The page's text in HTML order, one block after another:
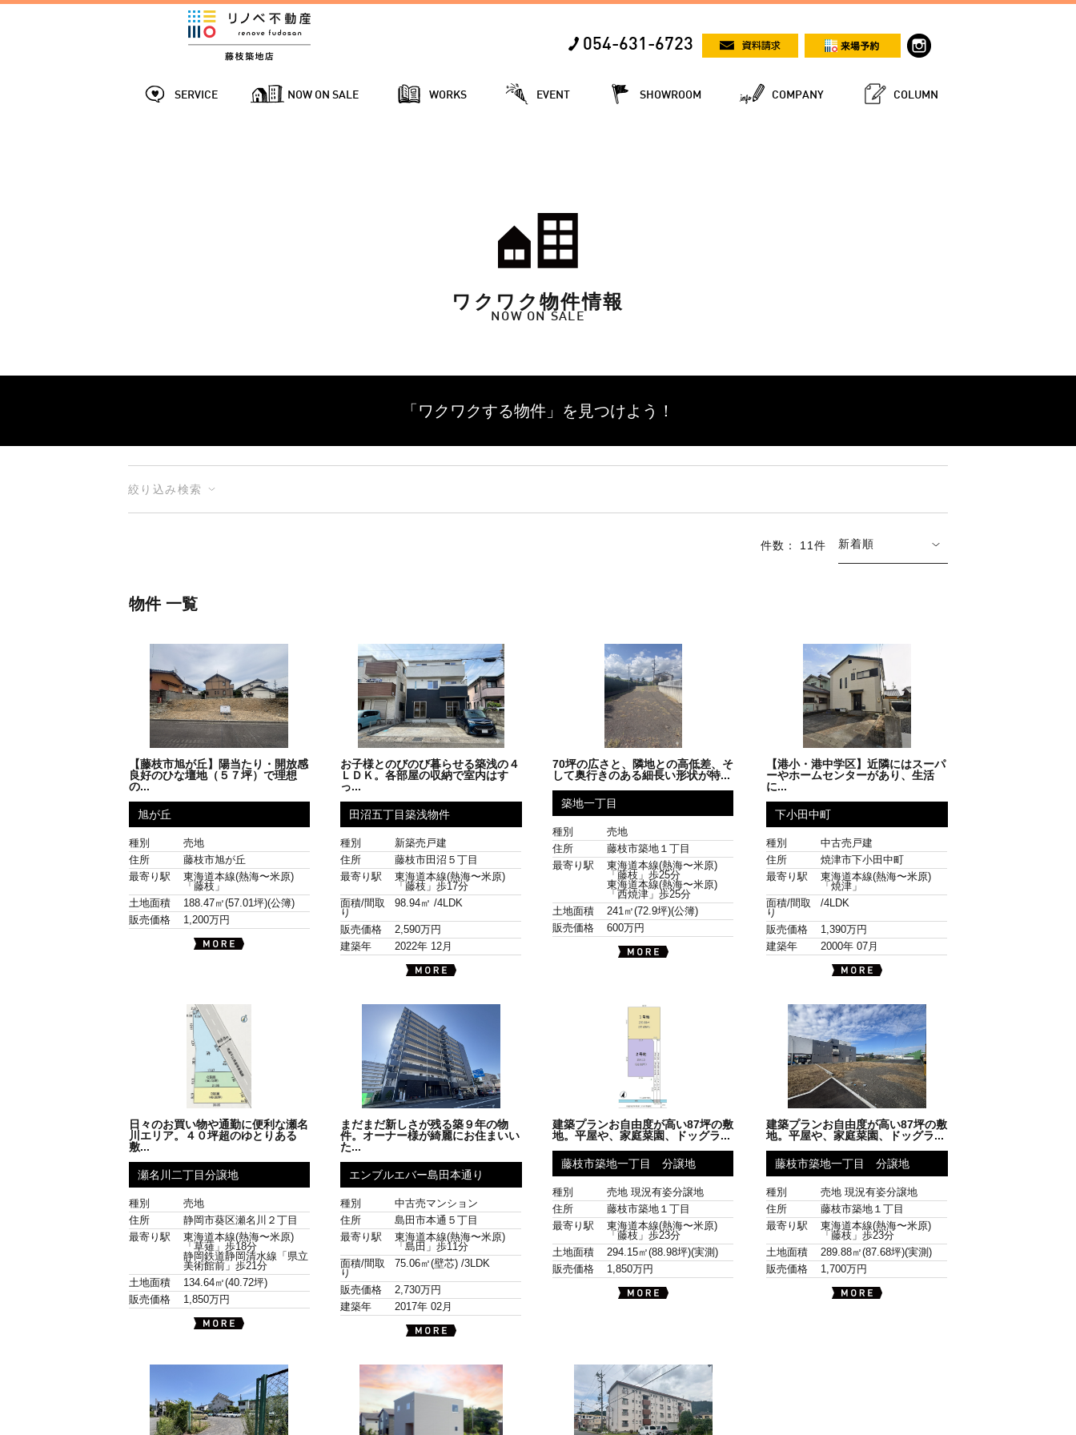
054-631-6723
SERVICE NOW ON SALE WORKS EVENT SHOWROOM COMPANY COLUMN
ワクワク物件情報
NOW ON SALE
「ワクワクする物件」を 見つけよう！
絞り込み検索
件数： 11件 新着順
物件 一覧
【藤枝市旭が丘】陽当たり・開放感
良好のひな壇地（５７坪）で理想
の...
旭が丘
種別
売地
住所
藤枝市旭が丘
最寄り駅
東海道本線(熱海〜米原)
「藤枝」
土地面積
188.47㎡(57.01坪)(公簿)
販売価格
1,200万円
お子様とのびのび暮らせる築浅の４
ＬＤＫ。各部屋の収納で室内はす
っ...
田沼五丁目築浅物件
種別
新築売戸建
住所
藤枝市田沼５丁目
最寄り駅
東海道本線(熱海〜米原)
「藤枝」歩17分
面積/間取
り
98.94㎡ /4LDK
販売価格
2,590万円
建築年
2022年 12月
70坪の広さと、隣地との高低差、そ
して奥行きのある細長い形状が特...
築地一丁目
種別
売地
住所
藤枝市築地１丁目
最寄り駅
東海道本線(熱海〜米原)
「藤枝」歩25分
東海道本線(熱海〜米原)
「西焼津」歩25分
土地面積
241㎡(72.9坪)(公簿)
販売価格
600万円
【港小・港中学区】近隣にはスーパ
ーやホームセンターがあり、生活
に...
下小田中町
種別
中古売戸建
住所
焼津市下小田中町
最寄り駅
東海道本線(熱海〜米原)
「焼津」
面積/間取
り
/4LDK
販売価格
1,390万円
建築年
2000年 07月
日々のお買い物や通勤に便利な瀬名
川エリア。４０坪超のゆとりある
敷...
瀬名川二丁目分譲地
種別
売地
住所
静岡市葵区瀬名川２丁目
最寄り駅
東海道本線(熱海〜米原)
「草薙」歩18分
静岡鉄道静岡清水線「県立
美術館前」歩21分
土地面積
134.64㎡(40.72坪)
販売価格
1,850万円
まだまだ新しさが残る築９年の物
件。オーナー様が綺麗にお住まいい
た...
エンブルエバー島田本通り
種別
中古売マンション
住所
島田市本通５丁目
最寄り駅
東海道本線(熱海〜米原)
「島田」歩11分
面積/間取
り
75.06㎡(壁芯) /3LDK
販売価格
2,730万円
建築年
2017年 02月
建築プランお自由度が高い87坪の敷
地。平屋や、家庭菜園、ドッグラ...
藤枝市築地一丁目 分譲地
種別
売地 現況有姿分譲地
住所
藤枝市築地１丁目
最寄り駅
東海道本線(熱海〜米原)
「藤枝」歩23分
土地面積
294.15㎡(88.98坪)(実測)
販売価格
1,850万円
建築プランお自由度が高い87坪の敷
地。平屋や、家庭菜園、ドッグラ...
藤枝市築地一丁目 分譲地
種別
売地 現況有姿分譲地
住所
藤枝市築地１丁目
最寄り駅
東海道本線(熱海〜米原)
「藤枝」歩23分
土地面積
289.88㎡(87.68坪)(実測)
販売価格
1,700万円